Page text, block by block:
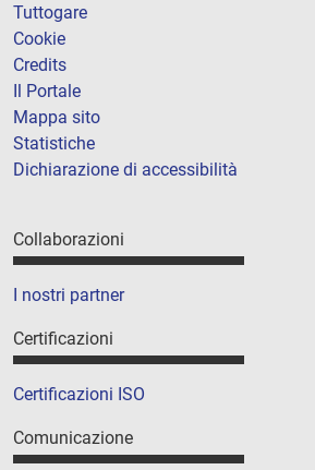
Tuttogare
Cookie
Credits
Il Portale
Mappa sito
Statistiche
Dichiarazione di accessibilità
Collaborazioni
I nostri partner
Certificazioni
Certificazioni ISO
Comunicazione